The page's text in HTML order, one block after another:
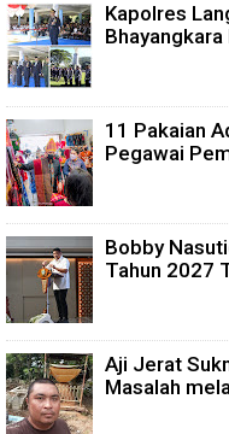
Kapolres
11 Pakaian
Pegawai
Bobby
Tahun 2027
Aji Jerat
Masalah